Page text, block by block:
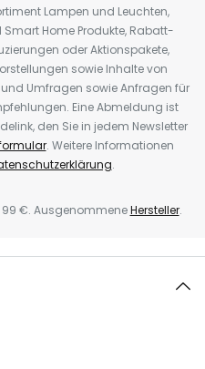
Lampen und Leuchten,
Home Produkte, Rabatt-
oder Aktionspakete,
sowie Inhalte von
Umfragen sowie Anfragen für
Eine Abmeldung ist
den Sie in jedem Newsletter
. Weitere Informationen
.
€. AusgenommeneHersteller.